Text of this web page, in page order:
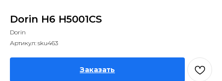
Dorin H6 H5001CS
Dorin
Артикул: sku463
Заказать